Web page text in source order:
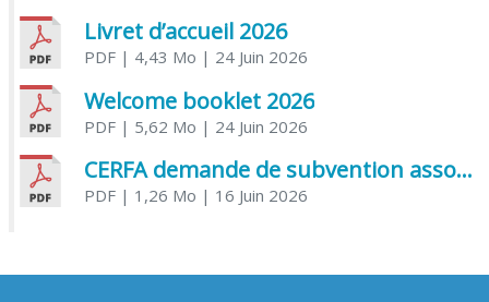
Livret d’accueil 2026
PDF| 4,43 Mo | 24 Juin 2026
Welcome booklet 2026
PDF| 5,62 Mo | 24 Juin 2026
CERFA demande de subvention association
PDF| 1,26 Mo | 16 Juin 2026